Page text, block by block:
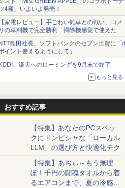
4種、いよいよ発売！
家電レビュー】手ごわい雑草との戦い、コメ
の草刈機で完全勝利 掃除機感覚で使えた
島田社長、ソフトバンクのセブン出資に「d
イント使えるようにして」
、楽天へのローミングを9月末で終了
もっと見る
おすすめ記事
【特集】あなたのPCスペッ
クにドンピシャな「ローカル
LLM」の選び方と快適化テク
【特集】あぢぃ～もう無理
ぽ！千円の闘魂タオルから着
るエアコンまで、夏の冷感グ